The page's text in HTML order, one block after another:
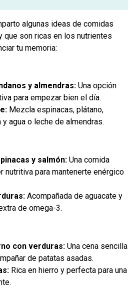
algunas ideas de comidas
que son ricas en los nutrientes
tu memoria:
y almendras: Una opción
para empezar bien el día.
Mezcla espinacas, plátano,
agua o leche de almendras.
y salmón: Una comida
nutritiva para mantenerte enérgico
Acompañada de aguacate y
de omega-3.
con verduras: Una cena sencilla
de patatas asadas.
Rica en hierro y perfecta para una